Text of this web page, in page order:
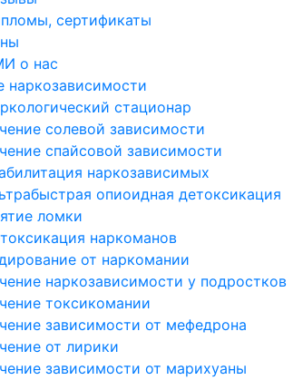
сертификаты
о нас
наркозависимости
стационар
солевой зависимости
спайсовой зависимости
наркозависимых
опиоидная детоксикация
ломки
наркоманов
от наркомании
наркозависимости у подростков
токсикомании
зависимости от мефедрона
от лирики
зависимости от марихуаны